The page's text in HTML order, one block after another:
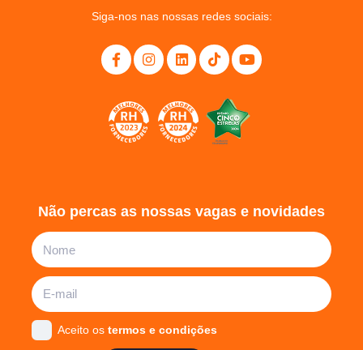
Siga-nos nas nossas redes sociais:
Não percas as nossas vagas e novidades
Aceito ostermos e condições